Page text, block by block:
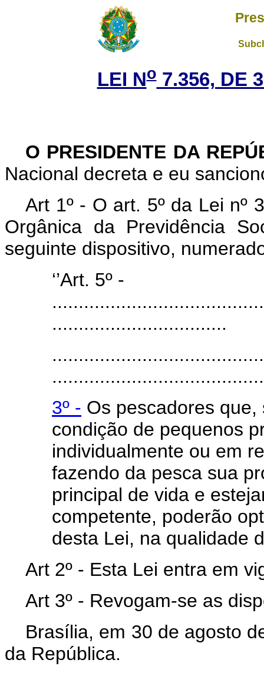
LEI No7.356, DE
O PRESIDENTE DA
Nacional decreta e eu
Art 1º - O art. 5º da Lei nº
Orgânica da Previdência
seguinte dispositivo,
‘’Art. 5º -
.................................
3º - Os pescadores
condição de pequenos
individualmente ou em
fazendo da pesca sua
principal de vida e
competente, poderão
desta Lei, na qualidade
Art 2º - Esta Lei entra em
Art 3º - Revogam-se as
Brasília, em 30 de agosto
da República.